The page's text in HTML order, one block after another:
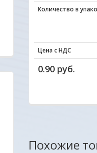
пожеланиям и
Количество в
Цена с НДС
0.90 руб.
Похожие